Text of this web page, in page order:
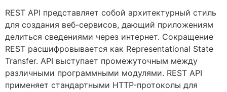
REST API представляет собой архитектурный стиль
для создания веб-сервисов, дающий приложениям
делиться сведениями через интернет. Сокращение
REST расшифровывается как Representational State
Transfer. API выступает промежуточным между
различными программными модулями. REST API
применяет стандартными HTTP-протоколы для